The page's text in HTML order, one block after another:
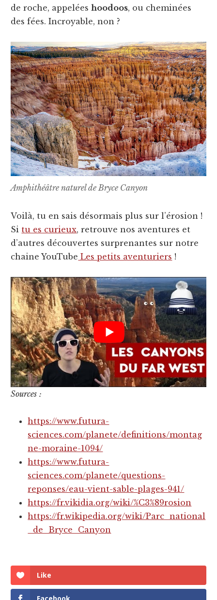
de roche, appeléeshoodoos, ou cheminées
des fées. Incroyable, non ?
Amphithéâtre naturel de Bryce Canyon
Voilà, tu en sais désormais plus sur l’érosion !
Si tu es curieux, retrouve nos aventures et
d’autres découvertes surprenantes sur notre
chaine YouTube Les petits aventuriers !
Sources :
https://www.futura-
sciences.com/planete/definitions/montag
ne-moraine-1094/
https://www.futura-
sciences.com/planete/questions-
reponses/eau-vient-sable-plages-941/
https://fr.vikidia.org/wiki/%C3%89rosion
https://fr.wikipedia.org/wiki/Parc_national
_de_Bryce_Canyon
Like
Facebook